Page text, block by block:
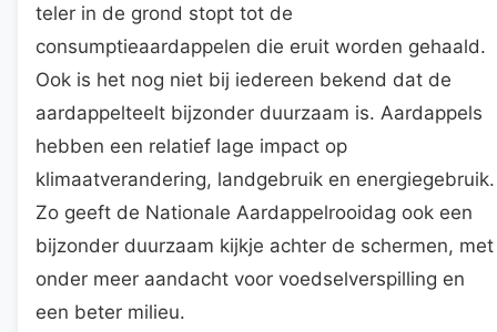
teler in de grond stopt tot de
consumptieaardappelen die eruit worden gehaald.
Ook is het nog niet bij iedereen bekend dat de
aardappelteelt bijzonder duurzaam is. Aardappels
hebben een relatief lage impact op
klimaatverandering, landgebruik en energiegebruik.
Zo geeft de Nationale Aardappelrooidag ook een
bijzonder duurzaam kijkje achter de schermen, met
onder meer aandacht voor voedselverspilling en
een beter milieu.